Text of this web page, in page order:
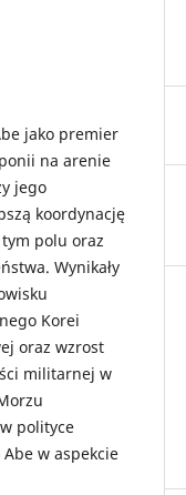
jako premier
na arenie
jego
koordynację
polu oraz
Wynikały
Korei
oraz wzrost
militarnej w
polityce
w aspekcie